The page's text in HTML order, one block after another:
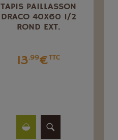
TAPIS PAILLASSON
DRACO 40X60 1/2
ROND EXT.
13.99€TTC